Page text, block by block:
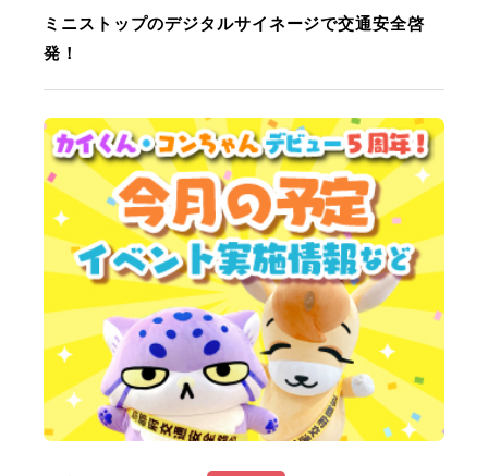
ミニストップのデジタルサイネージで交通安全啓
発！